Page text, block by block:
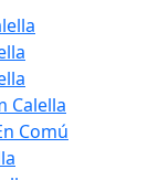
Calella
Comú